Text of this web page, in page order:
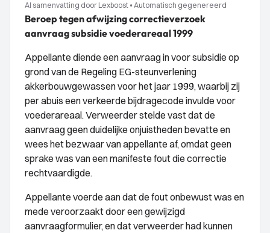
AI samenvatting door Lexboost • Automatisch gegenereerd
Beroep tegen afwijzing correctieverzoek
aanvraag subsidie voederareaal 1999
Appellante diende een aanvraag in voor subsidie op
grond van de Regeling EG-steunverlening
akkerbouwgewassen voor het jaar 1999, waarbij zij
per abuis een verkeerde bijdragecode invulde voor
voederareaal. Verweerder stelde vast dat de
aanvraag geen duidelijke onjuistheden bevatte en
wees het bezwaar van appellante af, omdat geen
sprake was van een manifeste fout die correctie
rechtvaardigde.
Appellante voerde aan dat de fout onbewust was en
mede veroorzaakt door een gewijzigd
aanvraagformulier, en dat verweerder had kunnen